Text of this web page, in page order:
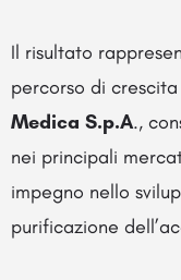
Il risultato
percorso di
Medica S.p.A.,
nei principali
impegno nello
purificazione